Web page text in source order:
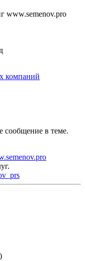
www.semenov.pro
компаний
сообщение в теме.